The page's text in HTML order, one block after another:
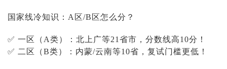
国家线冷知识： A区/B区怎么分？
✅ 一区（A类）：北上广等21省市，分数线高10分！
✅ 二区（B类）：内蒙/云南等10省，复试门槛更低！